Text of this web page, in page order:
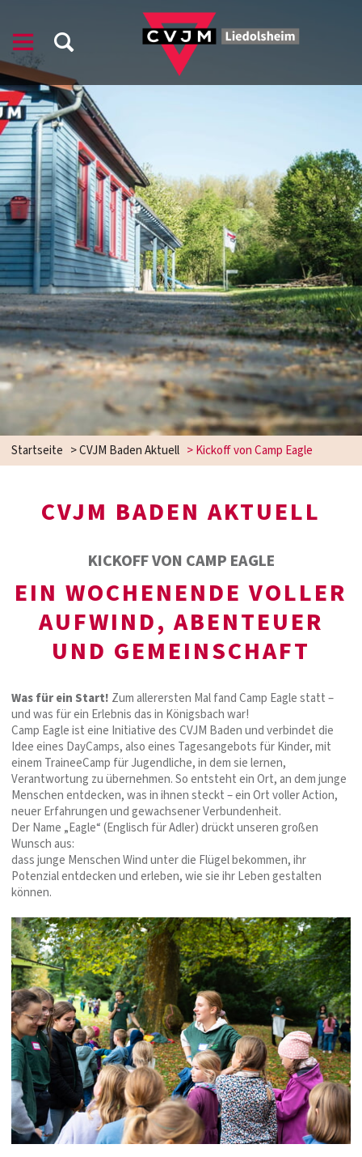
Startseite >CVJM Baden Aktuell >Kickoff von Camp Eagle
CVJM BADEN AKTUELL
KICKOFF VON CAMP EAGLE
EIN WOCHENENDE VOLLER
AUFWIND, ABENTEUER
UND GEMEINSCHAFT
Was für ein Start! Zum allerersten Mal fand Camp Eagle statt –
und was für ein Erlebnis das in Königsbach war!
Camp Eagle ist eine Initiative des CVJM Baden und verbindet die
Idee eines DayCamps, also eines Tagesangebots für Kinder, mit
einem TraineeCamp für Jugendliche, in dem sie lernen,
Verantwortung zu übernehmen. So entsteht ein Ort, an dem junge
Menschen entdecken, was in ihnen steckt – ein Ort voller Action,
neuer Erfahrungen und gewachsener Verbundenheit.
Der Name „Eagle“ (Englisch für Adler) drückt unseren großen
Wunsch aus:
dass junge Menschen Wind unter die Flügel bekommen, ihr
Potenzial entdecken und erleben, wie sie ihr Leben gestalten
können.